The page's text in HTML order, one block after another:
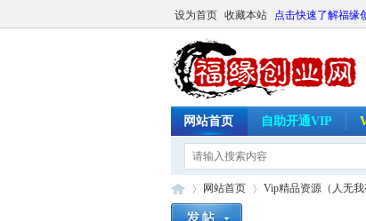
设为首页 收藏本站 点击快速了解福缘
网站首页 自助开通VIP
网站首页 Vip精品资源（人无我